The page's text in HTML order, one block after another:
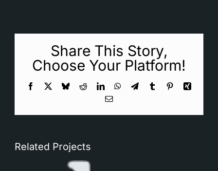
Share This Story,
Choose Your Platform!
Facebook BlueskyRedditLinkedInWhatsApp
TelegramTumblr PinterestXing
Email
Related Projects